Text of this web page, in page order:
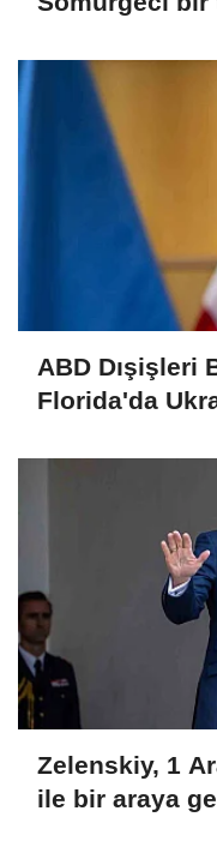
ABD Dışişleri
Florida'da
Zelenskiy, 1
ile bir araya